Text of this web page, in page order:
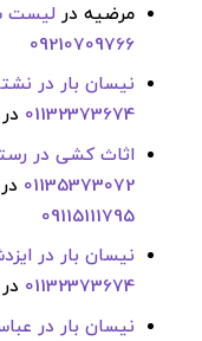
مرضیه درلیست
09210709766
نیسان بار در
01132373674
اثاث کشی در
01135373072 در
09115111795
نیسان بار در
01132373674
نیسان بار در